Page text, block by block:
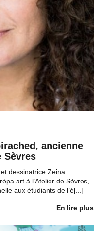
ancienne
Sèvres
dessinatrice Zeina
art à l’Atelier de Sèvres,
aux étudiants de l’é[...]
En lire plus